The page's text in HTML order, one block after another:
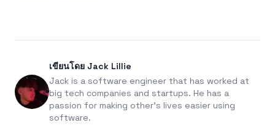
เขียนโดย Jack Lillie
Jack is a software engineer that has worked at
big tech companies and startups. He has a
passion for making other's lives easier using
software.